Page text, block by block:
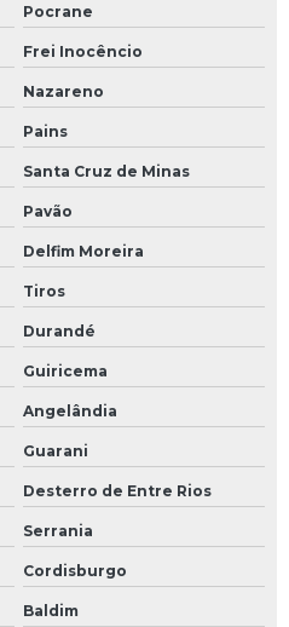
Pocrane
Frei Inocêncio
Nazareno
Pains
Santa Cruz de Minas
Pavão
Delfim Moreira
Tiros
Durandé
Guiricema
Angelândia
Guarani
Desterro de Entre Rios
Serrania
Cordisburgo
Baldim